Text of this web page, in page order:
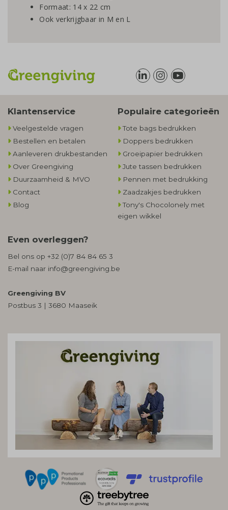
Formaat: 14 x 22 cm
Ook verkrijgbaar in M en L
Klantenservice
Veelgestelde vragen
Bestellen en betalen
Aanleveren drukbestanden
Over Greengiving
Duurzaamheid & MVO
Contact
Blog
Populaire categorieën
Tote bags bedrukken
Doppers bedrukken
Groeipapier bedrukken
Jute tassen bedrukken
Pennen met bedrukking
Zaadzakjes bedrukken
Tony's Chocolonely met
eigen wikkel
Even overleggen?
Bel ons op +32 (0)7 84 84 65 3
E-mail naar info@greengiving.be
Greengiving BV
Postbus 3 | 3680 Maaseik